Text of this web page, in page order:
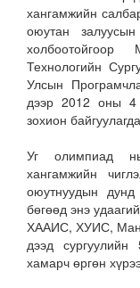
хангамжийн
оюутан
Технологийн
Улсын
дээр 2012 оны 4
зохион
Уг олимпиад
хангамжийн
оюутнуудын
бөгөөд энэ
ХААИС, ХУИС,
дээд
хамарч өргөн